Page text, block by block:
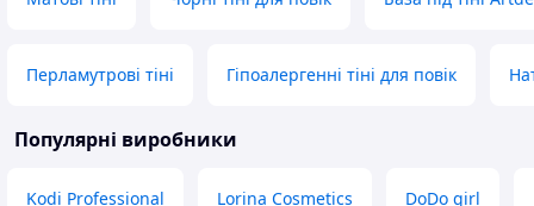
Перламутрові тіні Гіпоалергенні тіні для повік
Популярні виробники
Kodi Professional Lorina Cosmetics DoDo girl